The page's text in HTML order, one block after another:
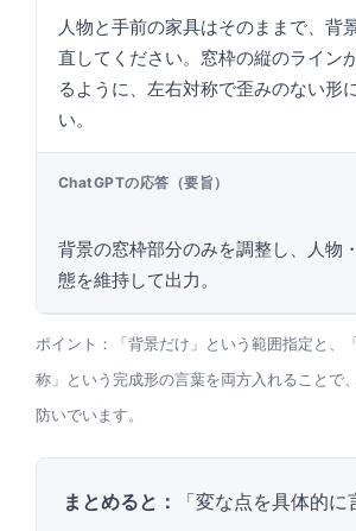
人物と手前の家具はそのままで、背
直してください。窓枠の縦のライン
るように、左右対称で歪みのない形
い。
ChatGPTの応答（要旨）
背景の窓枠部分のみを調整し、人物
態を維持して出力。
ポイント：「背景だけ」という範囲指定と、
称」という完成形の言葉を両方入れることで
防いでいます。
まとめると： 「変な点を具体的